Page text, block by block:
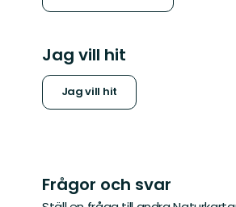
Jag vill hit
Jag vill hit
Frågor och svar